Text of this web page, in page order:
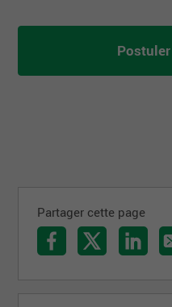
Partager cette page